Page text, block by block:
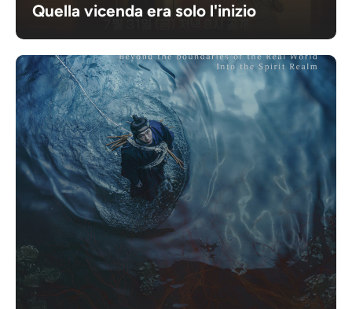
Quella vicenda era solo l'inizio